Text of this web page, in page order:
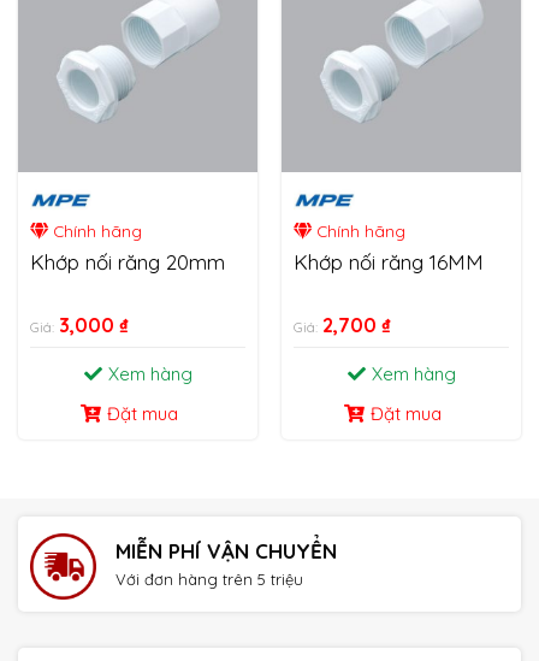
Chính hãng
Khớp nối răng 20mm
Giá: 3,000 ₫
Xem hàng
Đặt mua
Chính hãng
Khớp nối răng 16MM
Giá: 2,700 ₫
Xem hàng
Đặt mua
MIỄN PHÍ VẬN CHUYỂN
Với đơn hàng trên 5 triệu